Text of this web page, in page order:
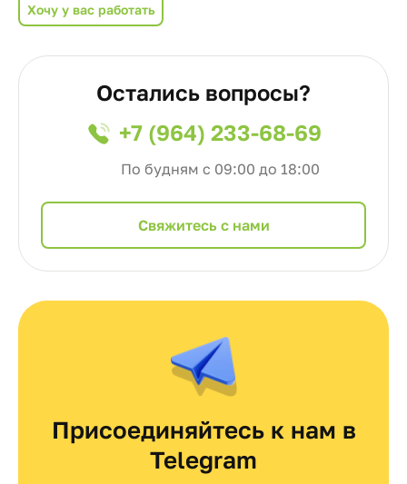
Хочу у вас работать
Остались вопросы?
+7 (964) 233-68-69
По будням с 09:00 до 18:00
Cвяжитесь с нами
Присоединяйтесь к нам в
Telegram